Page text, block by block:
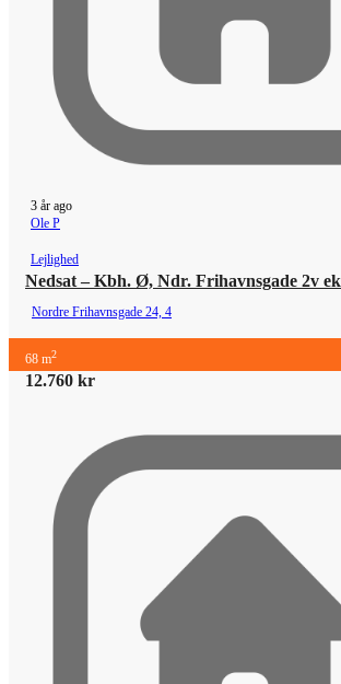
3 år ago
Ole P
Lejlighed
Nordre Frihavnsgade 24, 4
68 m2
12.760 kr